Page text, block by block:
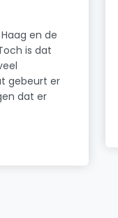
en de
is dat
gebeurt er
dat er